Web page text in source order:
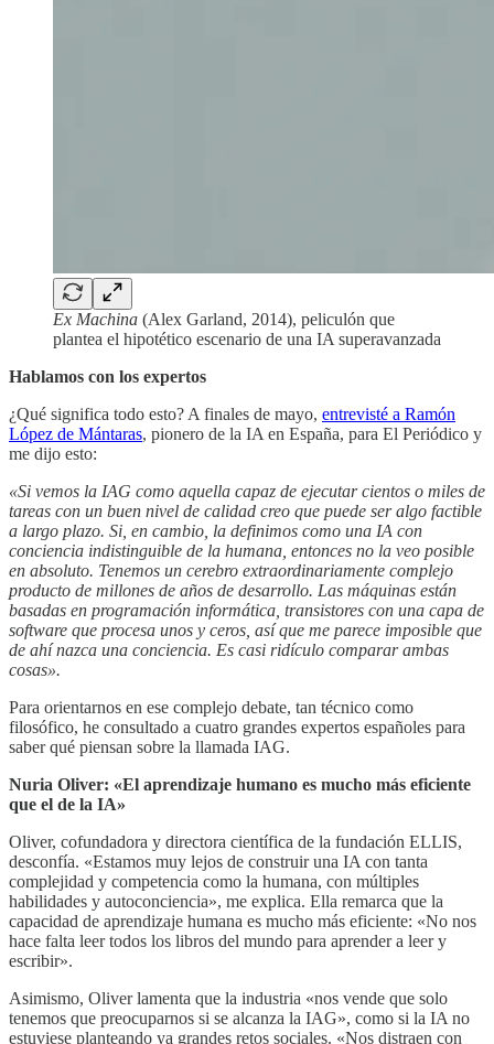
Ex Machina (Alex Garland, 2014), peliculón que
plantea el hipotético escenario de una IA superavanzada
Hablamos con los expertos
¿Qué significa todo esto? A finales de mayo, entrevisté a Ramón
López de Mántaras, pionero de la IA en España, para El Periódico y
me dijo esto:
«Si vemos la IAG como aquella capaz de ejecutar cientos o miles de
tareas con un buen nivel de calidad creo que puede ser algo factible
a largo plazo. Si, en cambio, la definimos como una IA con
conciencia indistinguible de la humana, entonces no la veo posible
en absoluto. Tenemos un cerebro extraordinariamente complejo
producto de millones de años de desarrollo. Las máquinas están
basadas en programación informática, transistores con una capa de
software que procesa unos y ceros, así que me parece imposible que
de ahí nazca una conciencia. Es casi ridículo comparar ambas
cosas».
Para orientarnos en ese complejo debate, tan técnico como
filosófico, he consultado a cuatro grandes expertos españoles para
saber qué piensan sobre la llamada IAG.
Nuria Oliver: «El aprendizaje humano es mucho más eficiente
que el de la IA»
Oliver, cofundadora y directora científica de la fundación ELLIS,
desconfía. «Estamos muy lejos de construir una IA con tanta
complejidad y competencia como la humana, con múltiples
habilidades y autoconciencia», me explica. Ella remarca que la
capacidad de aprendizaje humana es mucho más eficiente: «No nos
hace falta leer todos los libros del mundo para aprender a leer y
escribir».
Asimismo, Oliver lamenta que la industria «nos vende que solo
tenemos que preocuparnos si se alcanza la IAG», como si la IA no
estuviese planteando ya grandes retos sociales. «Nos distraen con